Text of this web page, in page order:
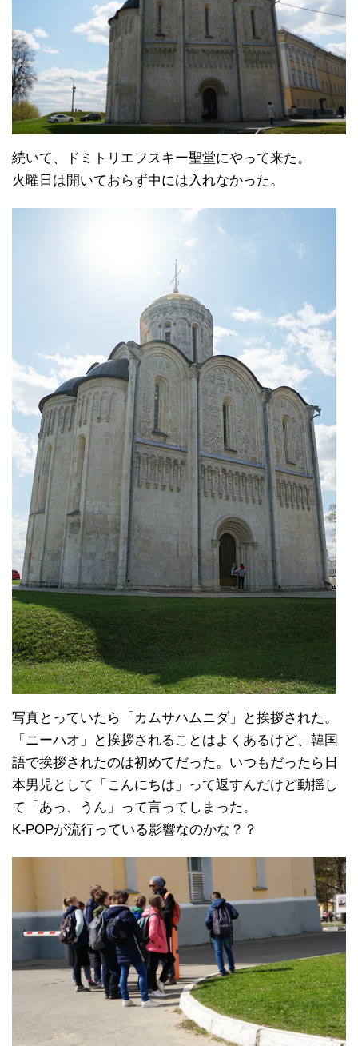
続いて、ドミトリエフスキー聖堂にやって来た。
火曜日は開いておらず中には入れなかった。
写真とっていたら「カムサハムニダ」と挨拶された。
「ニーハオ」と挨拶されることはよくあるけど、韓国
語で挨拶されたのは初めてだった。いつもだったら日
本男児として「こんにちは」って返すんだけど動揺し
て「あっ、うん」って言ってしまった。
K-POPが流行っている影響なのかな？？